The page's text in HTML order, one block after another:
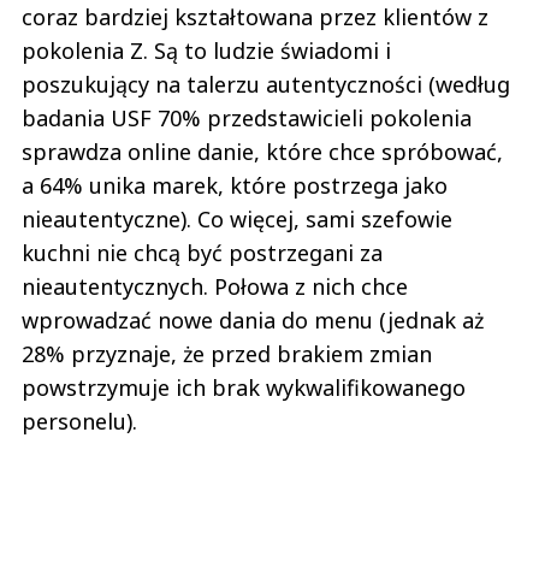
coraz bardziej kształtowana przez klientów z
pokolenia Z. Są to ludzie świadomi i
poszukujący na talerzu autentyczności (według
badania USF 70% przedstawicieli pokolenia
sprawdza online danie, które chce spróbować,
a 64% unika marek, które postrzega jako
nieautentyczne). Co więcej, sami szefowie
kuchni nie chcą być postrzegani za
nieautentycznych. Połowa z nich chce
wprowadzać nowe dania do menu (jednak aż
28% przyznaje, że przed brakiem zmian
powstrzymuje ich brak wykwalifikowanego
personelu).